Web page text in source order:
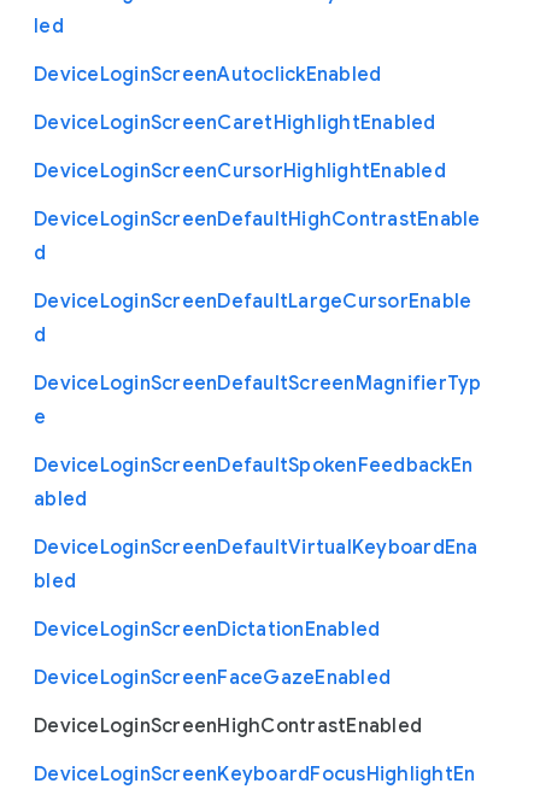
led
DeviceLoginScreenAutoclickEnabled
DeviceLoginScreenCaretHighlightEnabled
DeviceLoginScreenCursorHighlightEnabled
DeviceLoginScreenDefaultHighContrastEnable
d
DeviceLoginScreenDefaultLargeCursorEnable
d
DeviceLoginScreenDefaultScreenMagnifierTyp
e
DeviceLoginScreenDefaultSpokenFeedbackEn
abled
DeviceLoginScreenDefaultVirtualKeyboardEna
bled
DeviceLoginScreenDictationEnabled
DeviceLoginScreenFaceGazeEnabled
DeviceLoginScreenHighContrastEnabled
DeviceLoginScreenKeyboardFocusHighlightEn